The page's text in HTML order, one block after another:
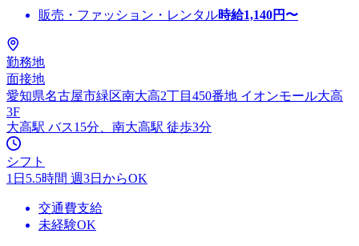
販売・ファッション・レンタル時給1,140円〜
勤務地
面接地
愛知県名古屋市緑区南大高2丁目450番地 イオンモール大高
3F
大高駅 バス15分、南大高駅 徒歩3分
シフト
1日5.5時間 週3日からOK
交通費支給
未経験OK